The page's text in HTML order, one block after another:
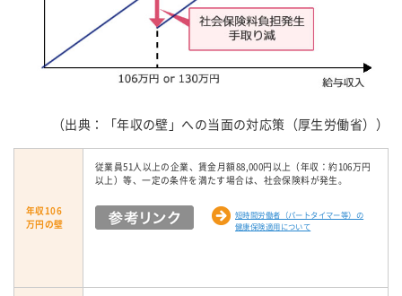
（出典：「年収の壁」への当面の対応策（厚生労働省））
年収106
万円の壁
従業員51人以上の企業、賃金月額88,000円以上（年収：約106万円
以上）等、一定の条件を満たす場合は、社会保険料が発生。
短時間労働者（パートタイマー等）の
健康保険適用について